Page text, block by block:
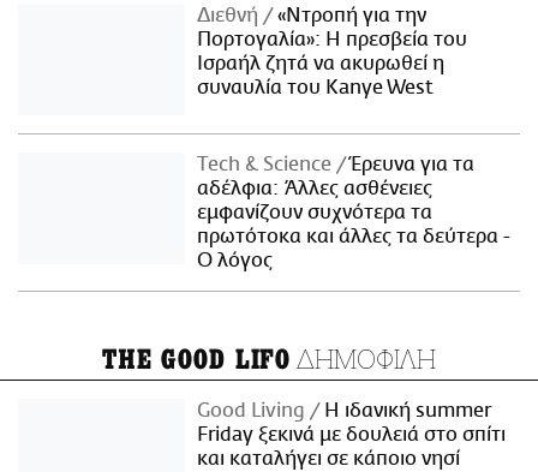
Διεθνή
«Ντροπή για την
Πορτογαλία»: Η πρεσβεία του
Ισραήλ ζητά να ακυρωθεί η
συναυλία του Kanye West
Τech & Science
Έρευνα για τα
αδέλφια: Άλλες ασθένειες
εμφανίζουν συχνότερα τα
πρωτότοκα και άλλες τα δεύτερα -
Ο λόγος
THE GOOD LIFO ΔΗΜΟΦΙΛΗ
Good Living
Η ιδανική summer
Friday ξεκινά με δουλειά στο σπίτι
και καταλήγει σε κάποιο νησί